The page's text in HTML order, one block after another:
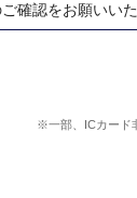
確認をお願いいた
※一部、ICカード